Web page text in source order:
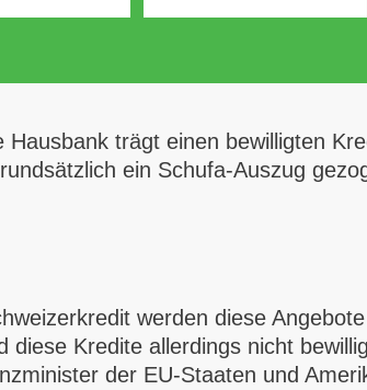
trägt einen bewilligten
ein Schufa-Auszug
werden diese
Kredite allerdings nicht
der EU-Staaten und